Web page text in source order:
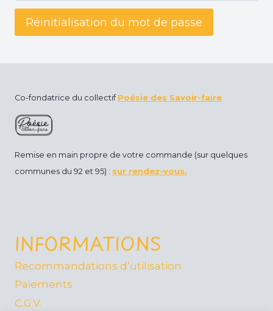
l
i
t
r
Réinitialisation du mot de passe
Co-fondatrice du collectif Poésie des Savoir-faire
Remise en main propre de votre commande (sur quelques
communes du 92 et 95) : sur rendez-vous.
INFORMATIONS
Recommandations d’utilisation
Paiements
C.G.V.